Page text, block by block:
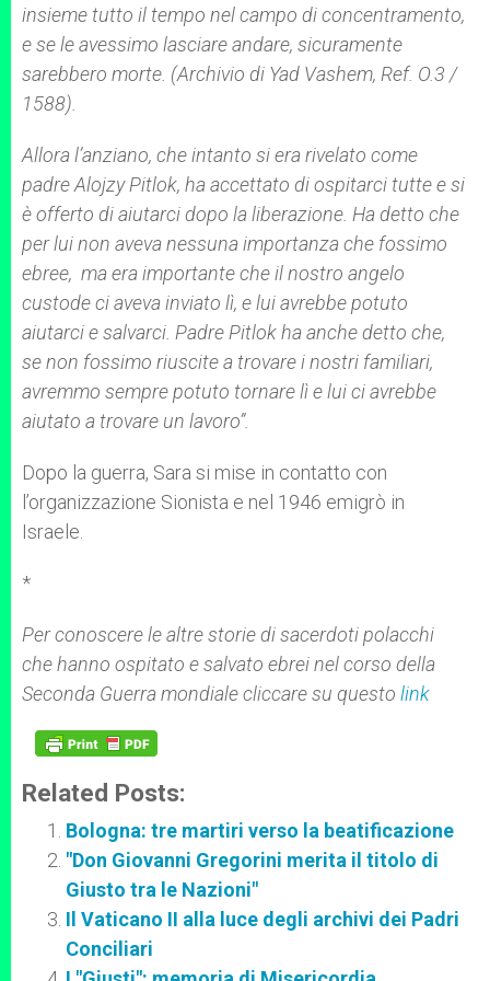
insieme tutto il tempo nel campo di concentramento,
e se le avessimo lasciare andare, sicuramente
sarebbero morte. (Archivio di Yad Vashem, Ref. O.3 /
1588).
Allora l’anziano, che intanto si era rivelato come
padre Alojzy Pitlok, ha accettato di ospitarci tutte e si
è offerto di aiutarci dopo la liberazione. Ha detto che
per lui non aveva nessuna importanza che fossimo
ebree, ma era importante che il nostro angelo
custode ci aveva inviato lì, e lui avrebbe potuto
aiutarci e salvarci. Padre Pitlok ha anche detto che,
se non fossimo riuscite a trovare i nostri familiari,
avremmo sempre potuto tornare lì e lui ci avrebbe
aiutato a trovare un lavoro”.
Dopo la guerra, Sara si mise in contatto con
l’organizzazione Sionista e nel 1946 emigrò in
Israele.
*
Per conoscere le altre storie di sacerdoti polacchi
che hanno ospitato e salvato ebrei nel corso della
Seconda Guerra mondiale cliccare su questo link
Related Posts:
Bologna: tre martiri verso la beatificazione
"Don Giovanni Gregorini merita il titolo di
Giusto tra le Nazioni"
Il Vaticano II alla luce degli archivi dei Padri
Conciliari